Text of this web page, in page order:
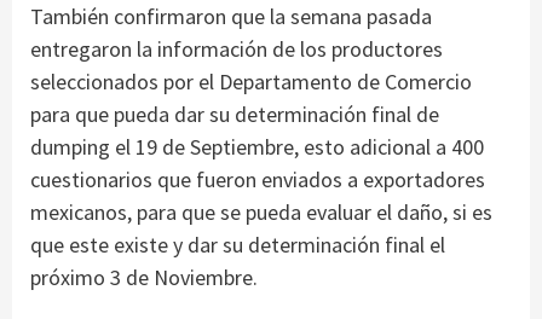
También confirmaron que la semana pasada
entregaron la información de los productores
seleccionados por el Departamento de Comercio
para que pueda dar su determinación final de
dumping el 19 de Septiembre, esto adicional a 400
cuestionarios que fueron enviados a exportadores
mexicanos, para que se pueda evaluar el daño, si es
que este existe y dar su determinación final el
próximo 3 de Noviembre.